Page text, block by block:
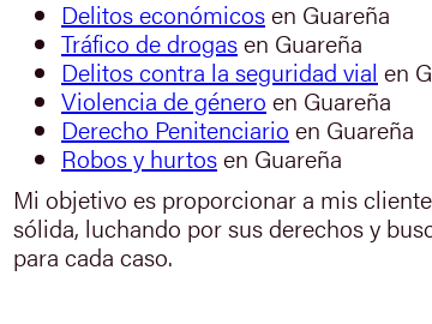
Delitos económicosen Guareña
Tráfico de drogasen Guareña
Delitos contra la seguridad vial en
Violencia de género en Guareña
Derecho Penitenciario en Guareña
Robos y hurtosen Guareña
Mi objetivo es proporcionar a mis
sólida, luchando por sus derechos y
para cada caso.